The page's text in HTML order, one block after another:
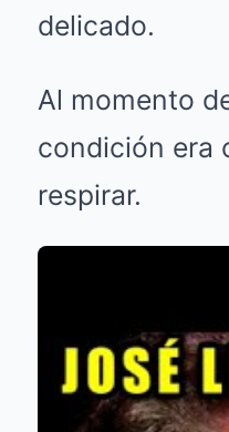
delicado.
Al momento
condición era
respirar.